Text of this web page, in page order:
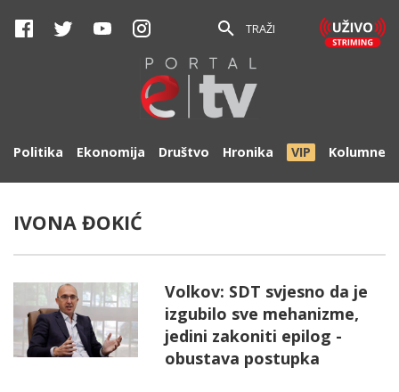
TRAŽI
Politika Ekonomija Društvo Hronika VIP Kolumne
IVONA ĐOKIĆ
Volkov: SDT svjesno da je
izgubilo sve mehanizme,
jedini zakoniti epilog -
obustava postupka